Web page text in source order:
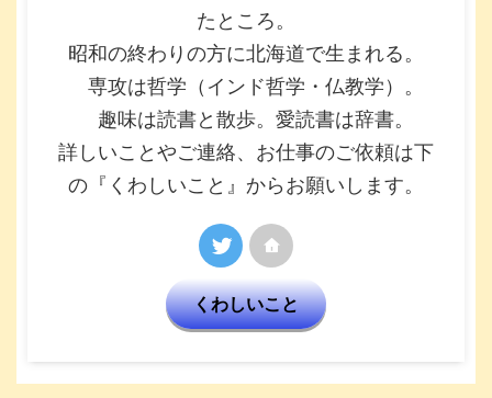
たところ。
昭和の終わりの方に北海道で生まれる。
専攻は哲学（インド哲学・仏教学）。
趣味は読書と散歩。愛読書は辞書。
詳しいことやご連絡、お仕事のご依頼は下
の『くわしいこと』からお願いします。
くわしいこと